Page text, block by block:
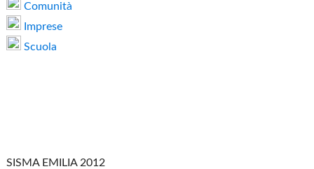
Comunità
Imprese
Scuola
SISMA EMILIA 2012